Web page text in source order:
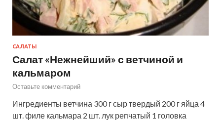
САЛАТЫ
Салат «Нежнейший» с ветчиной и
кальмаром
Оставьте комментарий
Ингредиенты ветчина 300 г сыр твердый 200 г яйца 4
шт. филе кальмара 2 шт. лук репчатый 1 головка